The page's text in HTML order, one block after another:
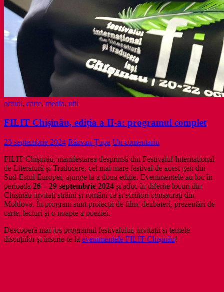
actual, carte, media, util
FILIT Chișinău, ediția a II-a: programul complet
23 septembrie 2024 Răzvan Țupa Un comentariu
FILIT Chișinău, manifestarea desprinsă din Festivalul Internațional
de Literatură și Traducere, cel mai mare festival de acest gen din
Sud-Estul Europei, ajunge la a doua ediție. Evenimentele au loc în
perioada 26 – 29 septembrie 2024 și aduc în diferite locuri din
Chișinău invitați străini și români ca și scriitori consacrați din
Moldova. În program sunt proiecții de film, dezbateri, prezentări de
carte, lecturi și o noapte a poeziei.
Descoperă mai jos programul festivalului, invitații și temele
discuțiilor și înscrie-te la evenimentele FILIT Chișinău!